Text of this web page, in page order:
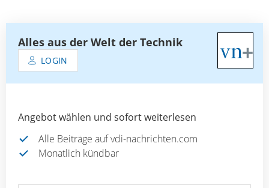
Alles aus der Welt der Technik
LOGIN
Angebot wählen und sofort weiterlesen
Alle Beiträge auf vdi-nachrichten.com
Monatlich kündbar